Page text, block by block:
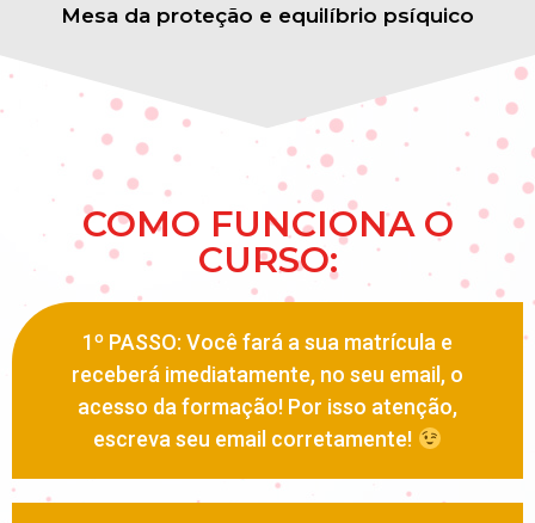
Mesa da proteção e equilíbrio psíquico
COMO FUNCIONA O
CURSO:
1º PASSO: Você fará a sua matrícula e
receberá imediatamente, no seu email, o
acesso da formação! Por isso atenção,
escreva seu email corretamente!